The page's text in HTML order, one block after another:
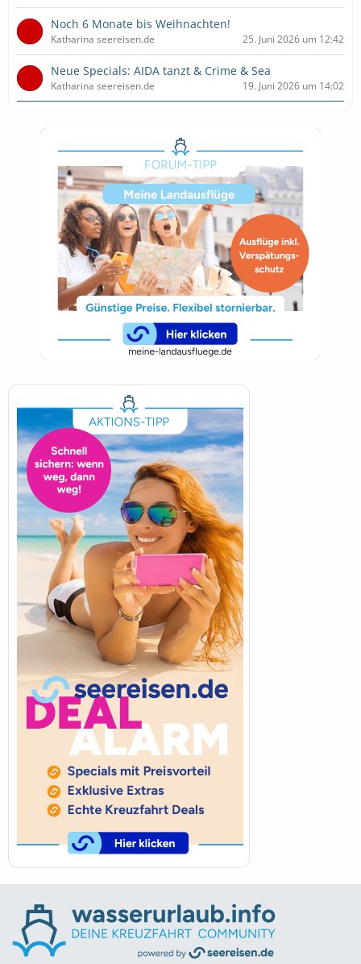
Noch 6 Monate bis Weihnachten!
Katharina seereisen.de 25. Juni 2026 um 12:42
Neue Specials: AIDA tanzt & Crime & Sea
Katharina seereisen.de 19. Juni 2026 um 14:02